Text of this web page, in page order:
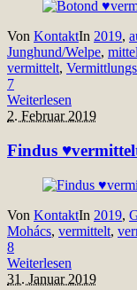
Von KontaktIn 2019,
Junghund/Welpe,
vermittelt,
7
Weiterlesen
2. Februar 2019
Findus
Von KontaktIn 2019,
Mohács, vermittelt,
8
Weiterlesen
31. Januar 2019